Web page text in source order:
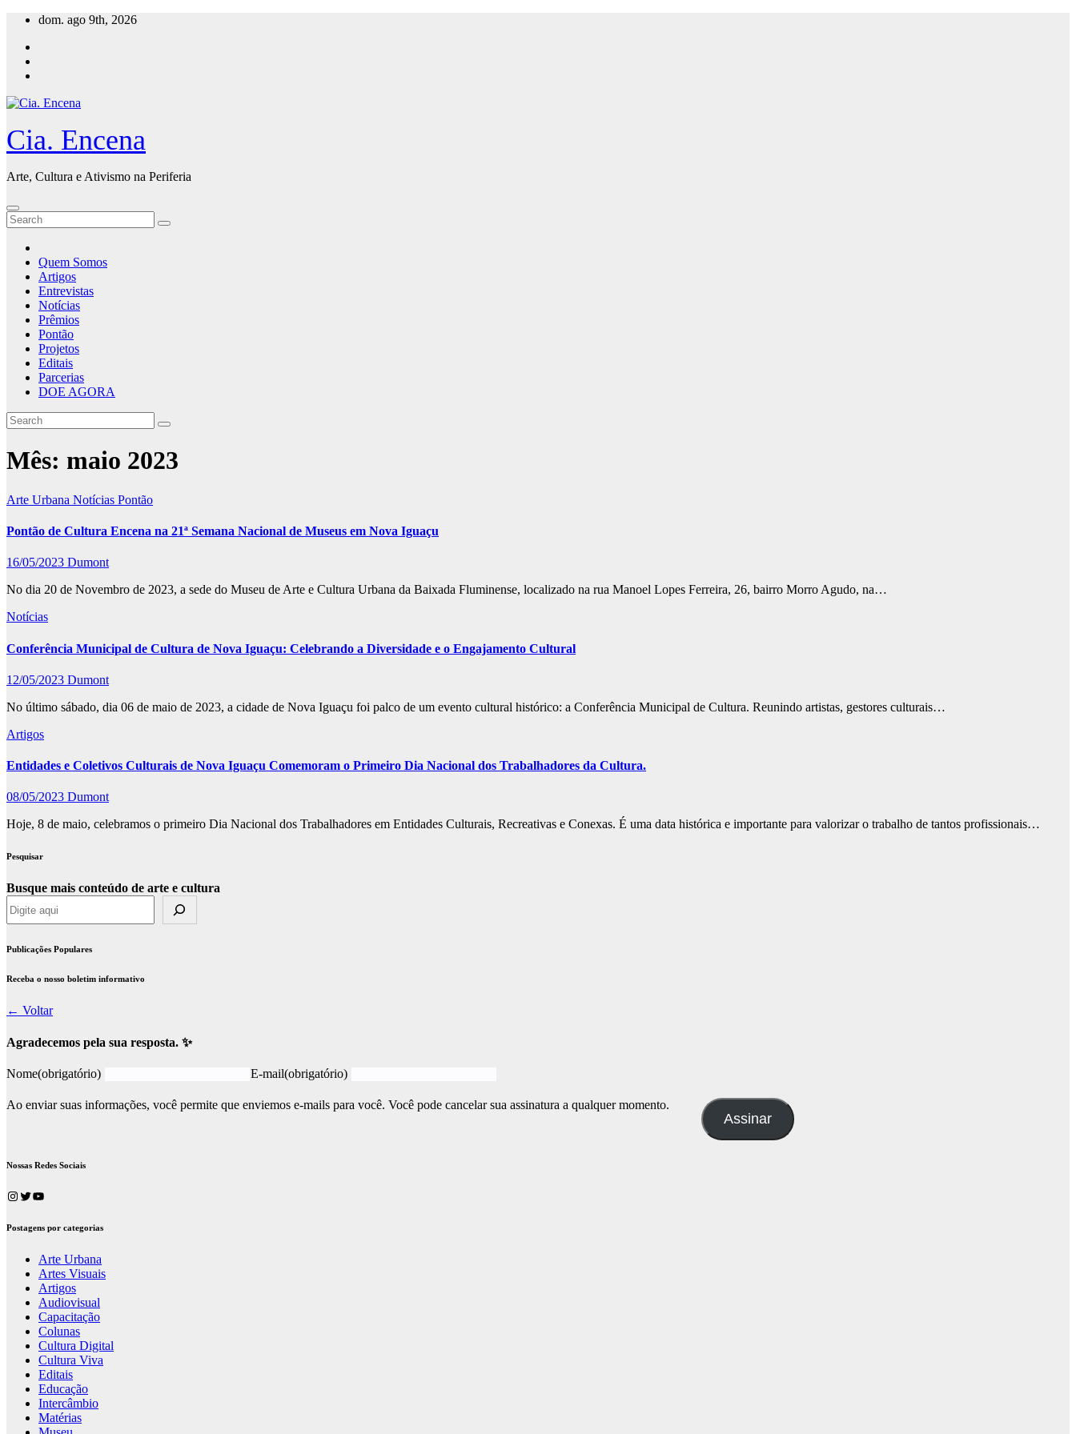
Skip
content
dom. ago 9th, 2026
Cia. Encena
Arte, Cultura e Ativismo na Periferia
Quem Somos
Artigos
Entrevistas
Notícias
Prêmios
Pontão
Projetos
Editais
Parcerias
DOE AGORA
Mês: maio 2023
Arte Urbana Notícias Pontão
Pontão de Cultura Encena na 21ª Semana Nacional de Museus em Nova Iguaçu
16/05/2023 Dumont
No dia 20 de Novembro de 2023, a sede do Museu de Arte e Cultura Urbana da Baixada Fluminense, localizado na rua Manoel Lopes Ferreira, 26, bairro Morro Agudo, na…
Notícias
Conferência Municipal de Cultura de Nova Iguaçu: Celebrando a Diversidade e o Engajamento Cultural
12/05/2023 Dumont
No último sábado, dia 06 de maio de 2023, a cidade de Nova Iguaçu foi palco de um evento cultural histórico: a Conferência Municipal de Cultura. Reunindo artistas, gestores culturais…
Artigos
Entidades e Coletivos Culturais de Nova Iguaçu Comemoram o Primeiro Dia Nacional dos Trabalhadores da Cultura.
08/05/2023 Dumont
Hoje, 8 de maio, celebramos o primeiro Dia Nacional dos Trabalhadores em Entidades Culturais, Recreativas e Conexas. É uma data histórica e importante para valorizar o trabalho de tantos profissionais…
Pesquisar
Busque mais conteúdo de arte e cultura
Publicações Populares
Receba o nosso boletim informativo
← Voltar
Agradecemos pela sua resposta. ✨
Nome(obrigatório) E-mail(obrigatório)
Ao enviar suas informações, você permite que enviemos e-mails para você. Você pode cancelar sua assinatura a qualquer momento.
Assinar
Nossas Redes Sociais
Instagram
TwitterYoutube
Postagens por categorias
Arte Urbana
Artes Visuais
Artigos
Audiovisual
Capacitação
Colunas
Cultura Digital
Cultura Viva
Editais
Educação
Intercâmbio
Matérias